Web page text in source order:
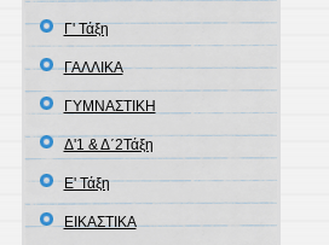
Γ' Τάξη
ΓΑΛΛΙΚΑ
ΓΥΜΝΑΣΤΙΚΗ
Δ'1 & Δ΄2Τάξη
Ε' Τάξη
ΕΙΚΑΣΤΙΚΑ